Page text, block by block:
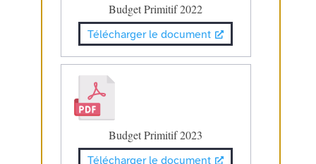
Budget Primitif 2022
Télécharger le document
Budget Primitif 2023
Télécharger le document